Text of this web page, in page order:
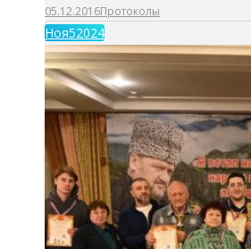
05.12.2016Протоколы
Ноя52024